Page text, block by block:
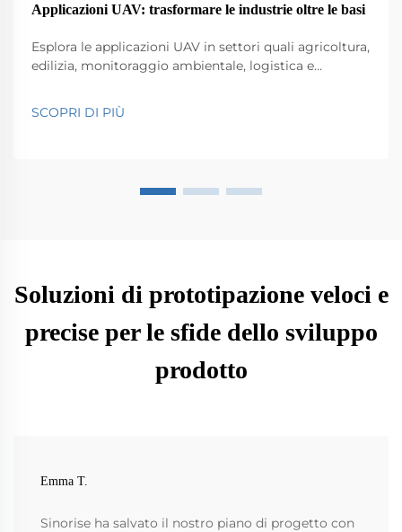
Applicazioni UAV: trasformare le industrie oltre le basi
Esplora le applicazioni UAV in settori quali agricoltura,
edilizia, monitoraggio ambientale, logistica e
e innovazione.
SCOPRI DI PIÙ
Soluzioni di prototipazione veloci e
precise per le sfide dello sviluppo
prodotto
Emma T.
Sinorise ha salvato il nostro piano di progetto con